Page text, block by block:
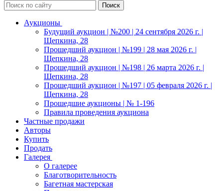
Аукционы
Будущий аукцион | №200 | 24 сентября 2026 г. |
Щепкина, 28
Прошедший аукцион | №199 | 28 мая 2026 г. |
Щепкина, 28
Прошедший аукцион | №198 | 26 марта 2026 г. |
Щепкина, 28
Прошедший аукцион | №197 | 05 февраля 2026 г. |
Щепкина, 28
Прошедшие аукционы | № 1-196
Правила проведения аукциона
Частные продажи
Авторы
Купить
Продать
Галерея
О галерее
Благотворительность
Багетная мастерская